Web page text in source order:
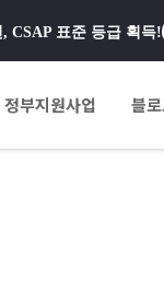
CSAP 표준 등급 획득!
정부지원사업 블